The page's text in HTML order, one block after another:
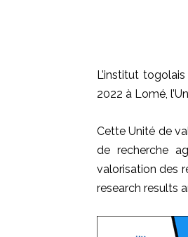
L’institut
2022 à Lomé,
Cette Unité de
de recherche
valorisation des
research results